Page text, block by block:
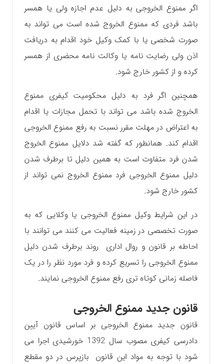
اگر ممنوع الخروجی به دلیل عدم اجازه ولی یا همسر
باشد فردی که ممنوع الخروج شده است می تواند به
صورت شخصی یا با کمک وکیل خود اقدام به دریافت
اذن ولی رضایت نامه یا وکالت نامه محضری از همسر
کرده و از کشور خارج شود.
همچنین اگر فرد به دلیل محکومیت کیفری ممنوع
الخروج شده باشد می تواند با تحمل مجازات یا اقدام
به اعتراض در مهلت مقرر نسبت به رفع ممنوع الخروجی
اقدام کند. همانطور که گفته شد دلایل ممنوع الخروج
شدن فرد متفاوت است به همین دلیل تا برطرف شدن
دلیل ممنوع الخروجی فرد ممنوع الخروج نمی تواند از
کشور خارج شود.
در این شرایط وکیل ممنوع الخروجی یا وکلایی که به
صورت تخصصی در زمینه فعالیت می کنند می توانند با
احاطه بر قانون و روال اداری روند برطرف شدن دلیل
ممنوع الخروجی را تسریع کرده و فرد مورد نظر را در یک
فاصله زمانی کوتاه تری رفع ممنوع الخروجی نمایند.
قانون جدید ممنوع الخروجی
قانون جدید ممنوع الخروجی بر اساس قانون آیین
دادرسی کیفری مصوب سال 1392 خورشیدی اجرا می
شود با توجه به مواد این قانون بازپرس در دو مقطع